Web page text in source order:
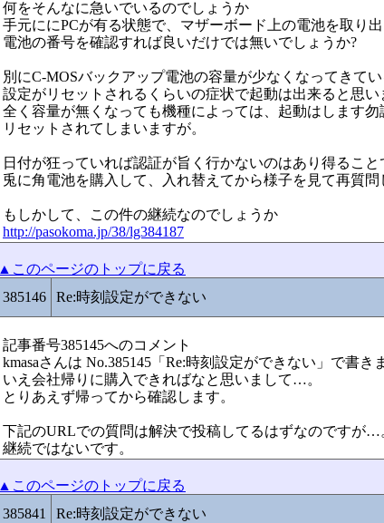
何をそんなに急いでいるのでしょうか
手元ににPCが有る状態で、マザーボード上の電池を取り出
電池の番号を確認すれば良いだけでは無いでしょうか?
別にC-MOSバックアップ電池の容量が少なくなってきて
設定がリセットされるくらいの症状で起動は出来ると思い
全く容量が無くなっても機種によっては、起動はします勿
リセットされてしまいますが。
日付が狂っていれば認証が旨く行かないのはあり得ること
兎に角電池を購入して、入れ替えてから様子を見て再質問
もしかして、この件の継続なのでしょうか
http://pasokoma.jp/38/lg384187
▲このページのトップに戻る
385146
Re:時刻設定ができない
記事番号385145へのコメント
kmasaさんは No.385145「Re:時刻設定ができない」で書き
いえ会社帰りに購入できればなと思いまして…。
とりあえず帰ってから確認します。
下記のURLでの質問は解決で投稿してるはずなのですが…
継続ではないです。
▲このページのトップに戻る
385841
Re:時刻設定ができない